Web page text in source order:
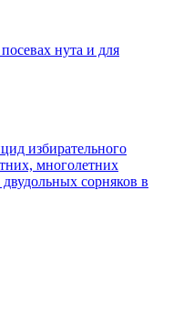
нута и для
избирательного
многолетних
сорняков в